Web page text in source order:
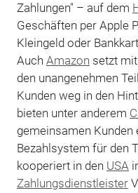
Zahlungen" – auf dem
Geschäften per Apple
Kleingeld oder
Auch Amazon setzt
den unangenehmen
Kunden weg in den
bieten unter anderem
gemeinsamen
Bezahlsystem für den
kooperiert in den USA
Zahlungsdienstleister